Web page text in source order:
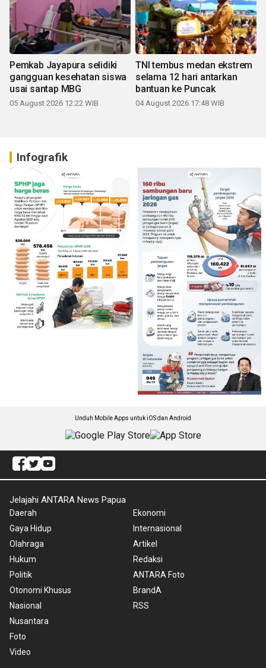
Pemkab Jayapura selidiki
gangguan kesehatan siswa
usai santap MBG
05 August 2026 12:22 WIB
TNI tembus medan ekstrem
selama 12 hari antarkan
bantuan ke Puncak
04 August 2026 17:48 WIB
Infografik
Unduh Mobile Apps untuk iOS dan Android
Jelajahi ANTARA News Papua
Daerah
Gaya Hidup
Olahraga
Hukum
Politik
Otonomi Khusus
Nasional
Nusantara
Foto
Video
Ekonomi
Internasional
Artikel
Redaksi
ANTARA Foto
BrandA
RSS